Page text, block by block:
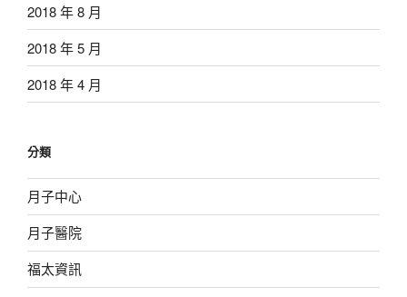
2018 年 8 月
2018 年 5 月
2018 年 4 月
分類
月子中心
月子醫院
福太資訊